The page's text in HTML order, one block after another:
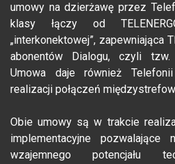
umowy na dzierżawę przez
klasy łączy od
„interkonektowej”, zapewniająca
abonentów Dialogu, czyli tzw.
Umowa daje również
realizacji połączeń
Obie umowy są w trakcie
implementacyjne pozwalające
wzajemnego potencjału